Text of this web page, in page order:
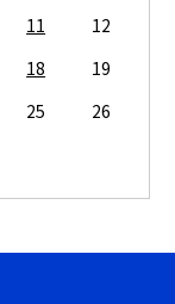
11
12
18
19
25
26